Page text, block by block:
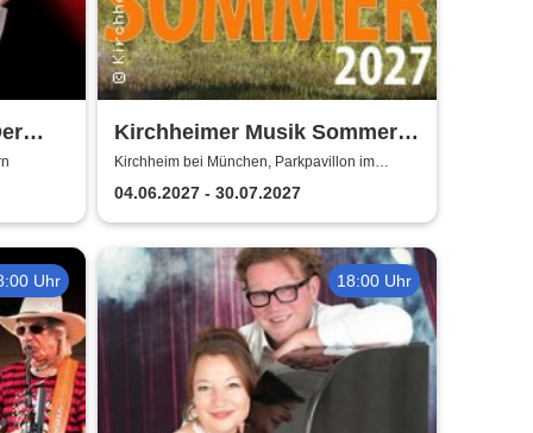
Kirchheimer Musik Sommer
2027
Kirchheim bei München, Parkpavillon im
Ortspark Kirchheim bei München
04.06.2027 - 30.07.2027
Uhr 18:00 Uhr